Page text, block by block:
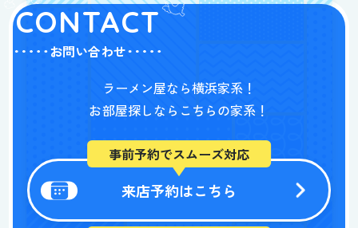
保ち、個人情報への不正アクセス・紛失・破損・改ざ
ん・漏洩などを防止するため、セキュリティシステム
の維持・管理体制の整備・社員教育の徹底等の必要な
措置を講じ、安全対策を実施し個人情報の厳重な管理
を行ないます。
個人情報の利用目的
お客さまからお預かりした個人情報は、当社からのご
連絡や業務のご案内やご質問に対する回答として、電
子メールや資料のご送付に利用いたします。
CONTACT
お問い合わせ
ラーメン屋なら横浜家系！
お部屋探しならこちらの家系！
事前予約でスムーズ対応
来店予約はこちら